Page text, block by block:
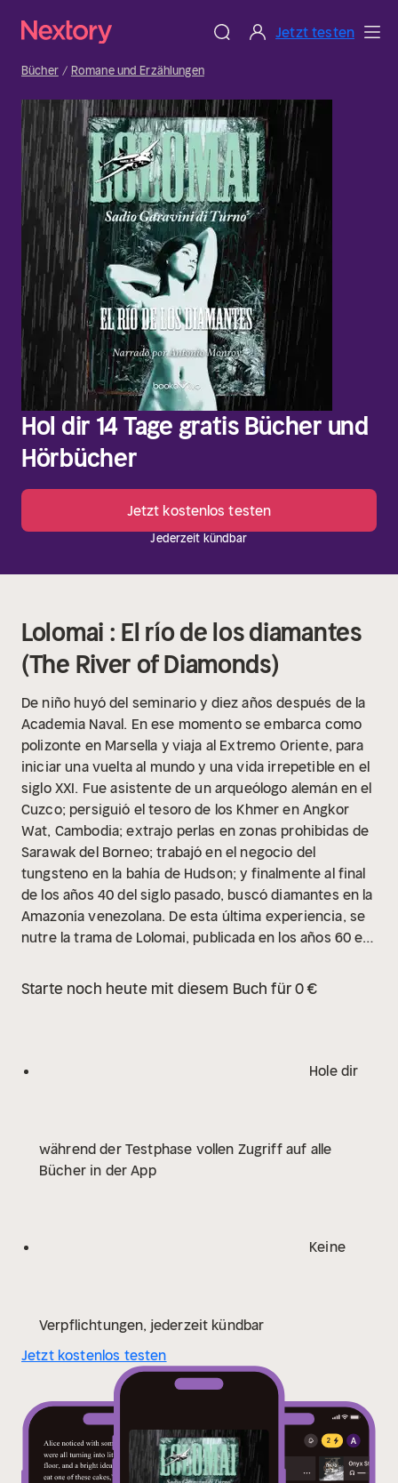
Jetzt testen
Bücher Romane und Erzählungen
Hol dir 14 Tage gratis Bücher und
Hörbücher
Jetzt kostenlos testen
Jederzeit kündbar
Lolomai : El río de los diamantes
(The River of Diamonds)
De niño huyó del seminario y diez años después de la
Academia Naval. En ese momento se embarca como
polizonte en Marsella y viaja al Extremo Oriente, para
iniciar una vuelta al mundo y una vida irrepetible en el
siglo XXI. Fue asistente de un arqueólogo alemán en el
Cuzco; persiguió el tesoro de los Khmer en Angkor
Wat, Cambodia; extrajo perlas en zonas prohibidas de
Sarawak del Borneo; trabajó en el negocio del
tungsteno en la bahía de Hudson; y finalmente al final
de los años 40 del siglo pasado, buscó diamantes en la
Amazonía venezolana. De esta última experiencia, se
nutre la trama de Lolomai, publicada en los años 60 en
Argentina, Holanda y Yugoslavia.
Starte noch heute mit diesem Buch für 0 €
Hole dir
während der Testphase vollen Zugriff auf alle
Bücher in der App
Keine
Verpflichtungen, jederzeit kündbar
Jetzt kostenlos testen